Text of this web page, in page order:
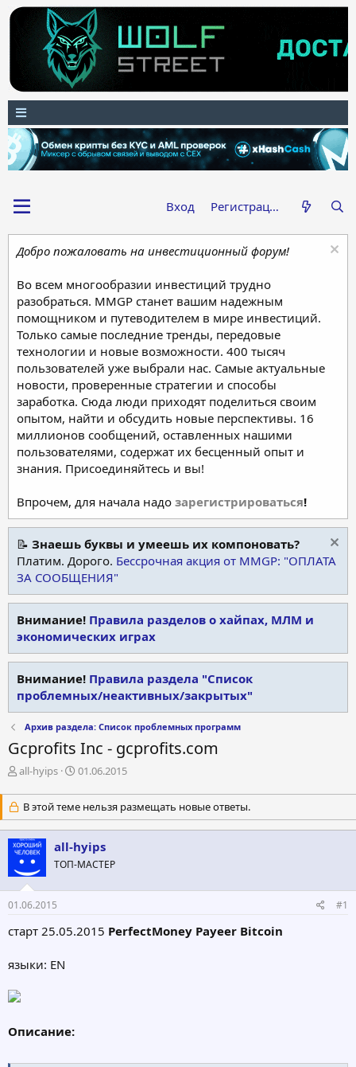
Вход Регистрация
Добро пожаловать на инвестиционный форум!
Во всем многообразии инвестиций трудно
разобраться. MMGP станет вашим надежным
помощником и путеводителем в мире инвестиций.
Только самые последние тренды, передовые
технологии и новые возможности. 400 тысяч
пользователей уже выбрали нас. Самые актуальные
новости, проверенные стратегии и способы
заработка. Сюда люди приходят поделиться своим
опытом, найти и обсудить новые перспективы. 16
миллионов сообщений, оставленных нашими
пользователями, содержат их бесценный опыт и
знания. Присоединяйтесь и вы!
Впрочем, для начала надо зарегистрироваться!
📝 Знаешь буквы и умеешь их компоновать?
Платим. Дорого. Бессрочная акция от MMGP: "ОПЛАТА
ЗА СООБЩЕНИЯ"
Внимание! Правила разделов о хайпах, МЛМ и
экономических играх
Внимание! Правила раздела "Список
проблемных/неактивных/закрытых"
Архив раздела: Список проблемных программ
Gcprofits Inc - gcprofits.com
А
т
о
р
т
е
м
ы
all-hyips
Д
т
а
н
а
ч
а
01.06.2015
В этой теме нельзя размещать новые ответы.
all-hyips
ТОП-МАСТЕР
01.06.2015 #1
старт 25.05.2015 PerfectMoney Payeer Bitcoin
языки: EN
Описание: